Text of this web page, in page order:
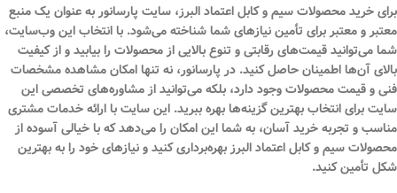
برای خرید محصولات سیم و کابل اعتماد البرز، سایت پارسانور به عنوان یک منبع
معتبر و معتبر برای تأمین نیازهای شما شناخته می‌شود. با انتخاب این وب‌سایت،
شما می‌توانید قیمت‌های رقابتی و تنوع بالایی از محصولات را بیابید و از کیفیت
بالای آن‌ها اطمینان حاصل کنید. در پارسانور، نه تنها امکان مشاهده مشخصات
فنی و قیمت محصولات وجود دارد، بلکه می‌توانید از مشاوره‌های تخصصی این
سایت برای انتخاب بهترین گزینه‌ها بهره ببرید. این سایت با ارائه خدمات مشتری
مناسب و تجربه خرید آسان، به شما این امکان را می‌دهد که با خیالی آسوده از
محصولات سیم و کابل اعتماد البرز بهره‌برداری کنید و نیازهای خود را به بهترین
شکل تأمین کنید.